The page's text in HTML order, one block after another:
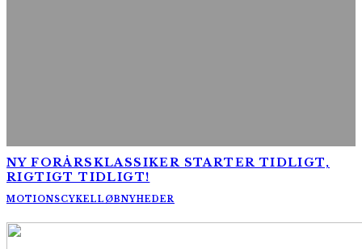
NY FORÅRSKLASSIKER STARTER TIDLIGT,
RIGTIGT TIDLIGT!
MOTIONSCYKELLØBNYHEDER